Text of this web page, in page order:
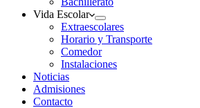
Vida Escolar
Extraescolares
Horario y Transporte
Comedor
Instalaciones
Noticias
Admisiones
Contacto